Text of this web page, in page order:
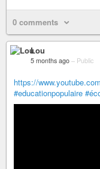
0 comments
Lou
5 months ago – Public
https://
#educationpopulaire